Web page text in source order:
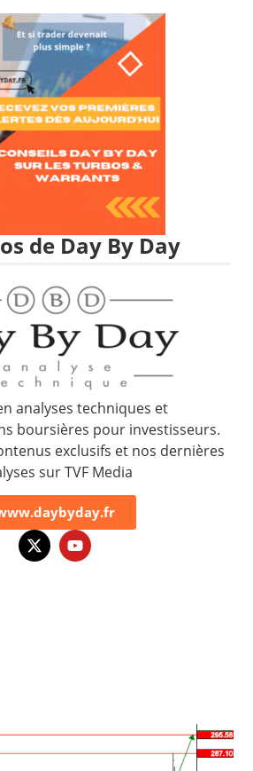
de Day By Day
analyses techniques et
boursières pour investisseurs.
exclusifs et nos dernières
sur TVF Media